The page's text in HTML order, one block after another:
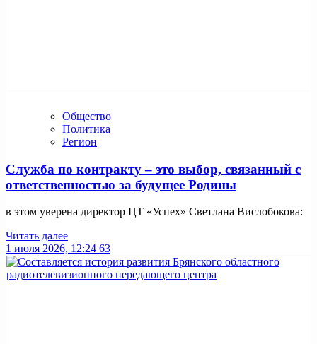
Общество
Политика
Регион
Служба по контракту – это выбор, связанный с
ответственностью за будущее Родины
в этом уверена директор ЦТ «Успех» Светлана Вислобокова: ⁣
Читать далее
1 июля 2026, 12:24 63